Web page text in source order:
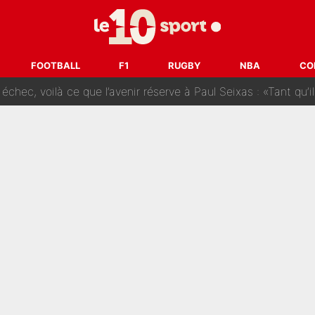
FOOTBALL F1 RUGBY NBA
: Fabrizio Romano dévoile déjà la stratégie du PSG
d’or en Arabie saoudite : Didier Deschamps a donné sa
voilà ce que l’avenir réserve à Paul Seixas : «Tant qu’il